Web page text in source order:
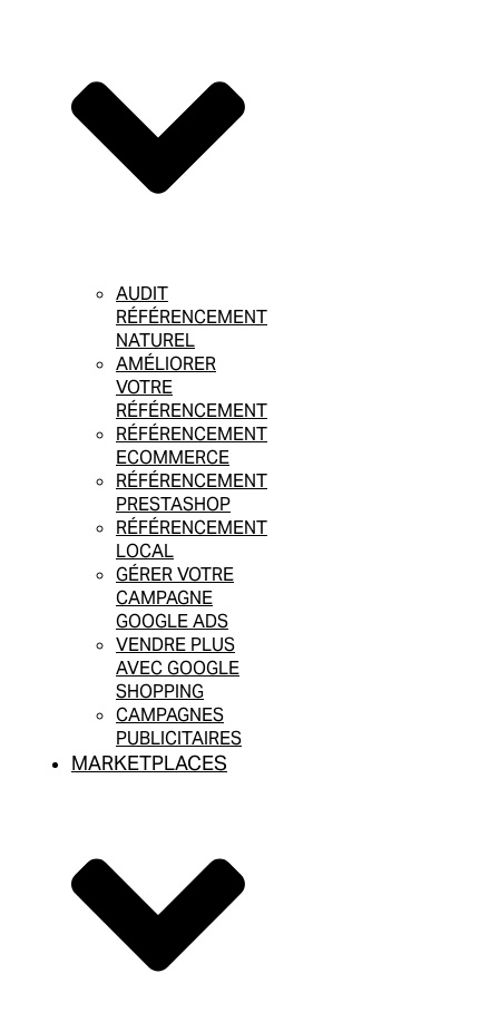
AUDIT
RÉFÉRENCEMENT
NATUREL
AMÉLIORER
VOTRE
RÉFÉRENCEMENT
RÉFÉRENCEMENT
ECOMMERCE
RÉFÉRENCEMENT
PRESTASHOP
RÉFÉRENCEMENT
LOCAL
GÉRER VOTRE
CAMPAGNE
GOOGLE ADS
VENDRE PLUS
AVEC GOOGLE
SHOPPING
CAMPAGNES
PUBLICITAIRES
MARKETPLACES